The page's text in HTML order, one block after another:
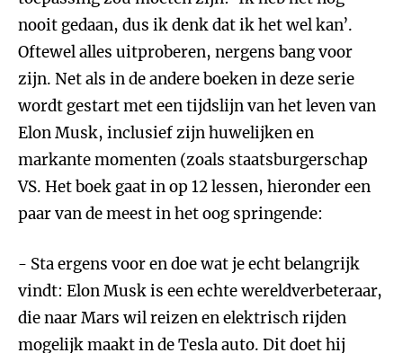
nooit gedaan, dus ik denk dat ik het wel kan’.
Oftewel alles uitproberen, nergens bang voor
zijn. Net als in de andere boeken in deze serie
wordt gestart met een tijdslijn van het leven van
Elon Musk, inclusief zijn huwelijken en
markante momenten (zoals staatsburgerschap
VS. Het boek gaat in op 12 lessen, hieronder een
paar van de meest in het oog springende:
- Sta ergens voor en doe wat je echt belangrijk
vindt: Elon Musk is een echte wereldverbeteraar,
die naar Mars wil reizen en elektrisch rijden
mogelijk maakt in de Tesla auto. Dit doet hij